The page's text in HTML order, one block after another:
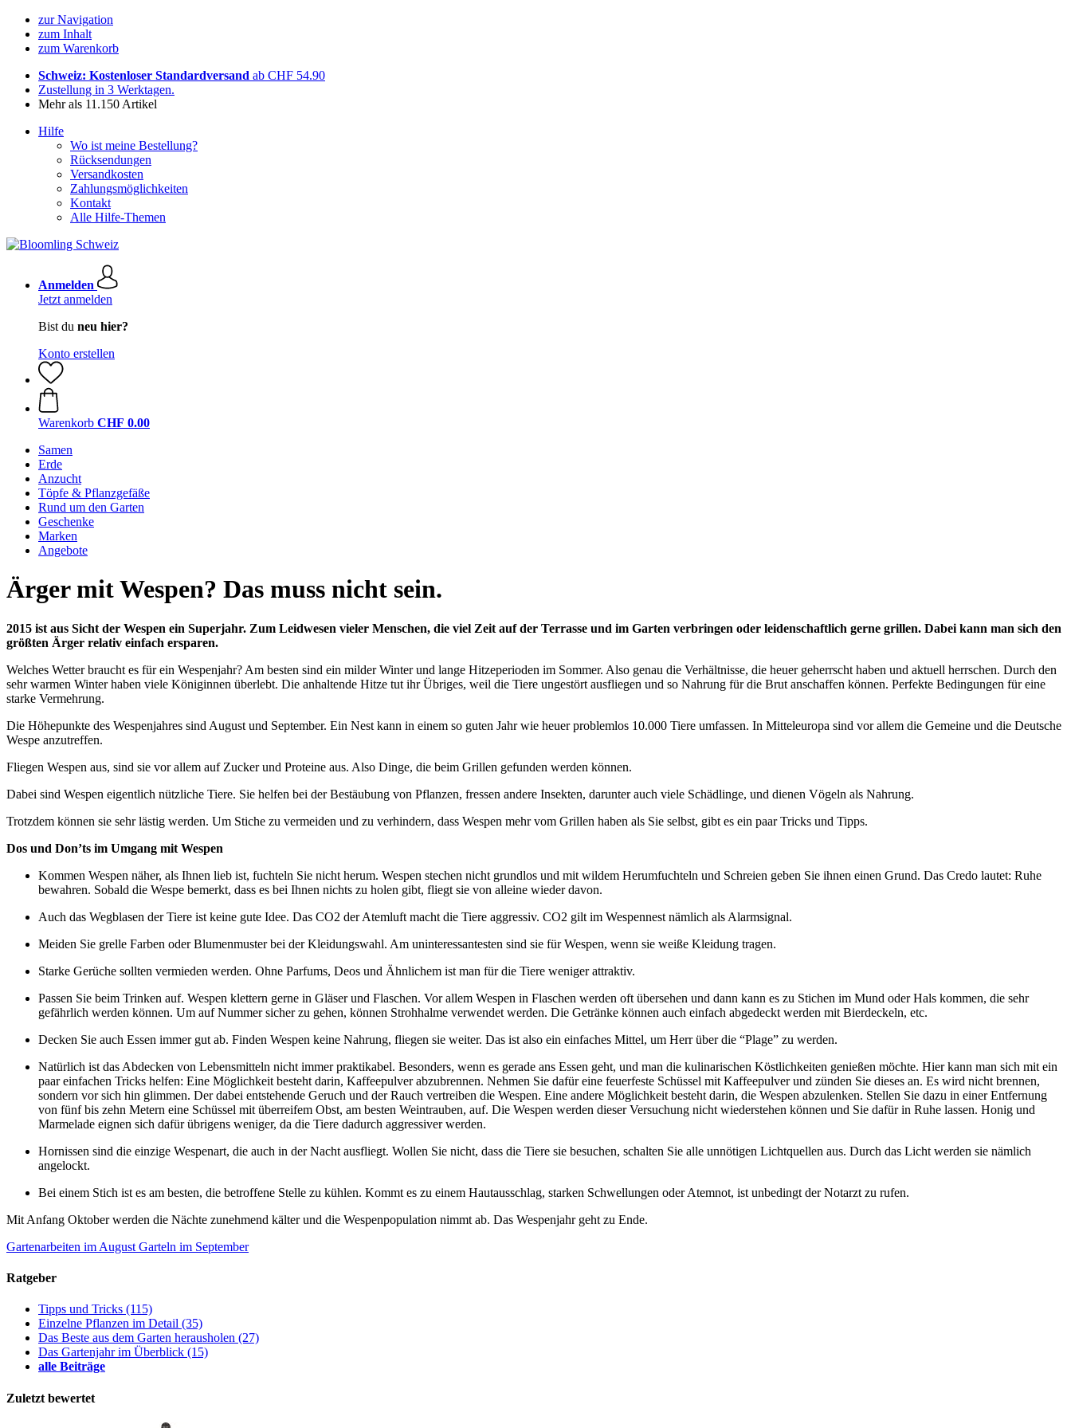
zur Navigation
zum Inhalt
zum Warenkorb
Schweiz: Kostenloser Standardversand ab CHF 54.90
Zustellung in 3 Werktagen.
Mehr als 11.150 Artikel
Hilfe
Wo ist meine Bestellung?
Rücksendungen
Versandkosten
Zahlungsmöglichkeiten
Kontakt
Alle Hilfe-Themen
Anmelden
Jetzt anmelden
Bist du neu hier?
Konto erstellen
Warenkorb CHF 0.00
Samen
Erde
Anzucht
Töpfe & Pflanzgefäße
Rund um den Garten
Geschenke
Marken
Angebote
Ärger mit Wespen? Das muss nicht sein.
2015 ist aus Sicht der Wespen ein Superjahr. Zum Leidwesen vieler Menschen, die viel Zeit auf der Terrasse und im Garten verbringen oder leidenschaftlich gerne grillen. Dabei kann man sich den
größten Ärger relativ einfach ersparen.
Welches Wetter braucht es für ein Wespenjahr? Am besten sind ein milder Winter und lange Hitzeperioden im Sommer. Also genau die Verhältnisse, die heuer geherrscht haben und aktuell herrschen. Durch den
sehr warmen Winter haben viele Königinnen überlebt. Die anhaltende Hitze tut ihr Übriges, weil die Tiere ungestört ausfliegen und so Nahrung für die Brut anschaffen können. Perfekte Bedingungen für eine
starke Vermehrung.
Die Höhepunkte des Wespenjahres sind August und September. Ein Nest kann in einem so guten Jahr wie heuer problemlos 10.000 Tiere umfassen. In Mitteleuropa sind vor allem die Gemeine und die Deutsche
Wespe anzutreffen.
Fliegen Wespen aus, sind sie vor allem auf Zucker und Proteine aus. Also Dinge, die beim Grillen gefunden werden können.
Dabei sind Wespen eigentlich nützliche Tiere. Sie helfen bei der Bestäubung von Pflanzen, fressen andere Insekten, darunter auch viele Schädlinge, und dienen Vögeln als Nahrung.
Trotzdem können sie sehr lästig werden. Um Stiche zu vermeiden und zu verhindern, dass Wespen mehr vom Grillen haben als Sie selbst, gibt es ein paar Tricks und Tipps.
Dos und Don’ts im Umgang mit Wespen
Kommen Wespen näher, als Ihnen lieb ist, fuchteln Sie nicht herum. Wespen stechen nicht grundlos und mit wildem Herumfuchteln und Schreien geben Sie ihnen einen Grund. Das Credo lautet: Ruhe
bewahren. Sobald die Wespe bemerkt, dass es bei Ihnen nichts zu holen gibt, fliegt sie von alleine wieder davon.
Auch das Wegblasen der Tiere ist keine gute Idee. Das CO2 der Atemluft macht die Tiere aggressiv. CO2 gilt im Wespennest nämlich als Alarmsignal.
Meiden Sie grelle Farben oder Blumenmuster bei der Kleidungswahl. Am uninteressantesten sind sie für Wespen, wenn sie weiße Kleidung tragen.
Starke Gerüche sollten vermieden werden. Ohne Parfums, Deos und Ähnlichem ist man für die Tiere weniger attraktiv.
Passen Sie beim Trinken auf. Wespen klettern gerne in Gläser und Flaschen. Vor allem Wespen in Flaschen werden oft übersehen und dann kann es zu Stichen im Mund oder Hals kommen, die sehr
gefährlich werden können. Um auf Nummer sicher zu gehen, können Strohhalme verwendet werden. Die Getränke können auch einfach abgedeckt werden mit Bierdeckeln, etc.
Decken Sie auch Essen immer gut ab. Finden Wespen keine Nahrung, fliegen sie weiter. Das ist also ein einfaches Mittel, um Herr über die “Plage” zu werden.
Natürlich ist das Abdecken von Lebensmitteln nicht immer praktikabel. Besonders, wenn es gerade ans Essen geht, und man die kulinarischen Köstlichkeiten genießen möchte. Hier kann man sich mit ein
paar einfachen Tricks helfen: Eine Möglichkeit besteht darin, Kaffeepulver abzubrennen. Nehmen Sie dafür eine feuerfeste Schüssel mit Kaffeepulver und zünden Sie dieses an. Es wird nicht brennen,
sondern vor sich hin glimmen. Der dabei entstehende Geruch und der Rauch vertreiben die Wespen. Eine andere Möglichkeit besteht darin, die Wespen abzulenken. Stellen Sie dazu in einer Entfernung
von fünf bis zehn Metern eine Schüssel mit überreifem Obst, am besten Weintrauben, auf. Die Wespen werden dieser Versuchung nicht wiederstehen können und Sie dafür in Ruhe lassen. Honig und
Marmelade eignen sich dafür übrigens weniger, da die Tiere dadurch aggressiver werden.
Hornissen sind die einzige Wespenart, die auch in der Nacht ausfliegt. Wollen Sie nicht, dass die Tiere sie besuchen, schalten Sie alle unnötigen Lichtquellen aus. Durch das Licht werden sie nämlich
angelockt.
Bei einem Stich ist es am besten, die betroffene Stelle zu kühlen. Kommt es zu einem Hautausschlag, starken Schwellungen oder Atemnot, ist unbedingt der Notarzt zu rufen.
Mit Anfang Oktober werden die Nächte zunehmend kälter und die Wespenpopulation nimmt ab. Das Wespenjahr geht zu Ende.
Gartenarbeiten im August Garteln im September
Ratgeber
Tipps und Tricks (115)
Einzelne Pflanzen im Detail (35)
Das Beste aus dem Garten herausholen (27)
Das Gartenjahr im Überblick (15)
alle Beiträge
Zuletzt bewertet